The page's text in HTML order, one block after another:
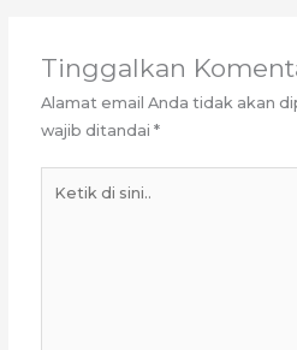
Tinggalkan
Alamat email Anda tidak akan
wajib ditandai*